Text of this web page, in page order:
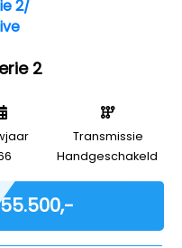
2
Transmissie
Handgeschakeld
55.500,-